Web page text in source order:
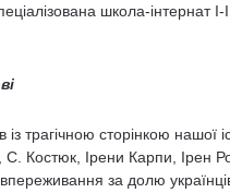
школа-інтернат І-
трагічною сторінкою нашої
Костюк, Ірени Карпи, Ірен
за долю